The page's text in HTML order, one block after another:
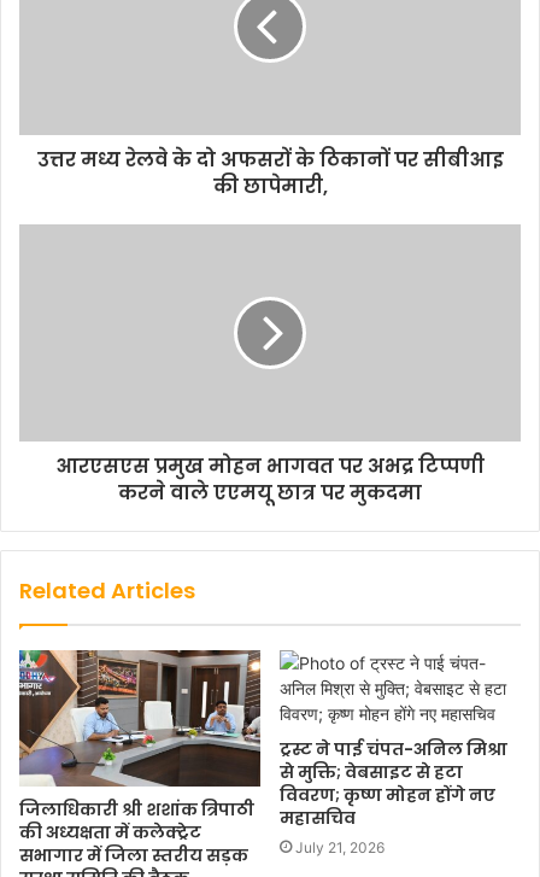
उत्तर मध्य रेलवे के दो अफसरों के ठिकानों पर सीबीआइ
की छापेमारी,
आरएसएस प्रमुख मोहन भागवत पर अभद्र टिप्पणी
करने वाले एएमयू छात्र पर मुकदमा
Related Articles
जिलाधिकारी श्री शशांक त्रिपाठी
की अध्यक्षता में कलेक्ट्रेट
सभागार में जिला स्तरीय सड़क
ट्रस्ट ने पाई चंपत-अनिल मिश्रा
से मुक्ति; वेबसाइट से हटा
विवरण; कृष्ण मोहन होंगे नए
महासचिव
July 21, 2026